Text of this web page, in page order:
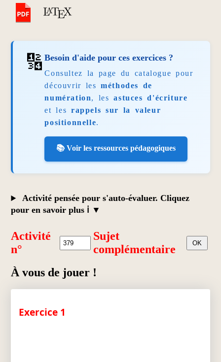
🔢Besoin d'aide pour ces exercices ?
Consultez la page du catalogue pour
découvrir lesméthodes de
numération, lesastuces d'écriture
et les rappels sur la valeur
positionnelle.
📚 Voir les ressources pédagogiques
Activité pensée pour s'auto-évaluer. Cliquez
pour en savoir plus ℹ️
Activité
n°
Sujet
complémentaire
À vous de jouer !
Exercice 1